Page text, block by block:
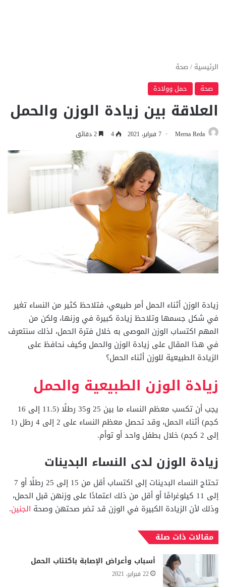
الرئيسية /صحة
صحة
حمل وولادة
العلاقة بين زيادة الوزن والحمل
Merna Reda 7 فبراير، 2021 4
زيادة الوزن أثناء الحمل أمر طبيعي، فتلاحظ كثير من النساء تغير
في شكل جسمها وتلاحظ زيادة كبيرة في وزنها، ولكن من
المهم اكتساب الوزن الموصى به خلال فترة الحمل، لذلك سنتعرف
في هذا المقال على زيادة الوزن والحمل وكيف نحافظ على
الزيادة الطبيعية للوزن أثناء الحمل؟
زيادة الوزن الطبيعية والحمل
يجب أن تكسب معظم النساء ما بين 25 و35 رطلًا (11.5 إلى 16
كجم) أثناء الحمل، وقد تحصل معظم النساء على 2 إلى 4 رطل (1
إلى 2 كجم) خلال بطفل واحد أو توأم.
زيادة الوزن لدى النساء البدينات
تحتاج النساء البدينات إلى اكتساب أقل من 15 إلى 25 رطلًا أو 7
إلى 11 كيلوغرامًا أو أقل من ذلك اعتمادًا على وزنهن قبل الحمل،
وذلك لأن الزيادة الكبيرة في الوزن قد تضر صحتهن وصحة الجنين.
مقالات ذات صلة
أسباب وأعراض الإصابة باكتئاب الحمل
22 فبراير، 2021